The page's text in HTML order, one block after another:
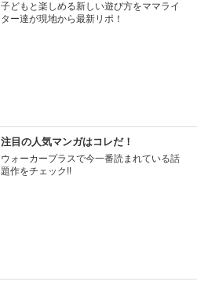
子どもと楽しめる新しい遊び方をママライ
ター達が現地から最新リポ！
注目の人気マンガはコレだ！
ウォーカープラスで今一番読まれている話
題作をチェック!!